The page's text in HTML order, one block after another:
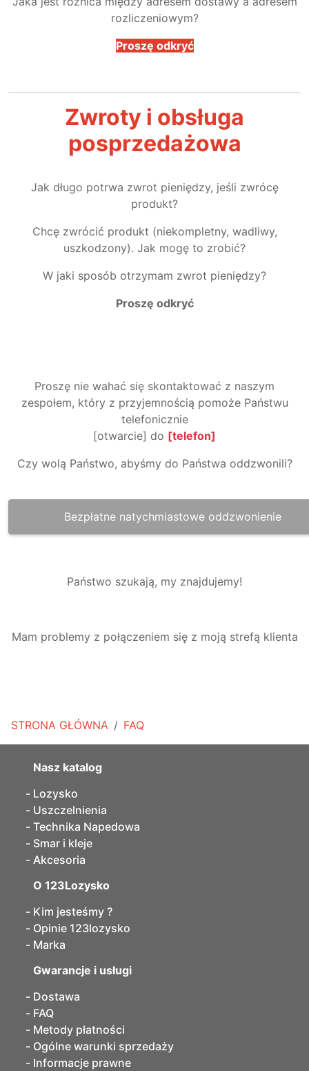
STRONA GŁÓWNA FAQ
rozliczeniowym?
Proszę odkryć
Zwroty i obsługa
posprzedażowa
Jak długo potrwa zwrot pieniędzy, jeśli zwrócę
produkt?
Chcę zwrócić produkt (niekompletny, wadliwy,
uszkodzony). Jak mogę to zrobić?
W jaki sposób otrzymam zwrot pieniędzy?
Proszę odkryć
Proszę nie wahać się skontaktować z naszym
zespołem, który z przyjemnością pomoże Państwu
telefonicznie
[otwarcie] do [telefon]
Czy wolą Państwo, abyśmy do Państwa oddzwonili?
Bezpłatne natychmiastowe oddzwonienie
Państwo szukają, my znajdujemy!
Mam problemy z połączeniem się z moją strefą klienta
Nasz katalog
Lozysko
Uszczelnienia
Technika Napedowa
Smar i kleje
Akcesoria
O 123Lozysko
Kim jesteśmy ?
Opinie 123lozysko
Marka
Gwarancje i usługi
Dostawa
FAQ
Metody płatności
Ogólne warunki sprzedaży
Informacje prawne